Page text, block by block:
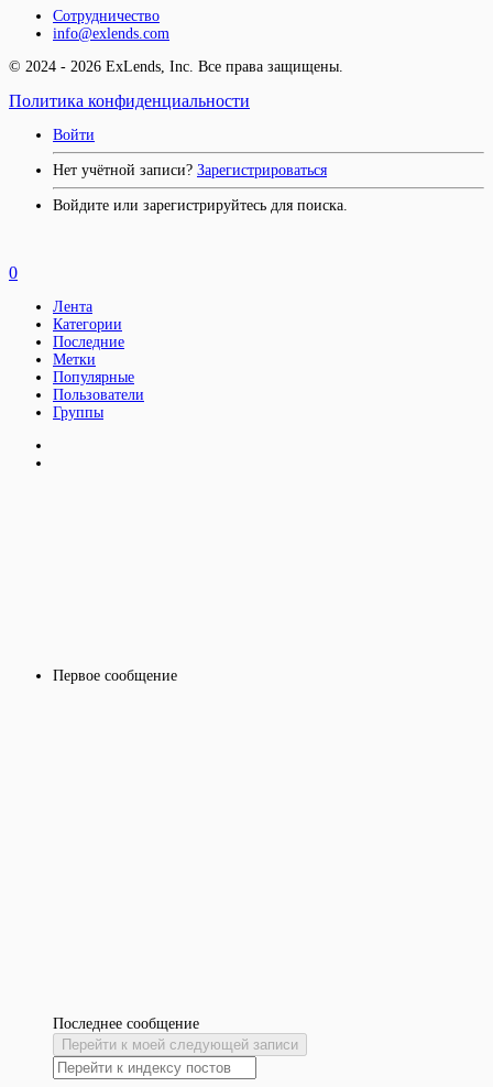
Сотрудничество
info@exlends.com
© 2024 - 2026 ExLends, Inc. Все права защищены.
Политика конфиденциальности
Войти
Нет учётной записи? Зарегистрироваться
Войдите или зарегистрируйтесь для поиска.
Первое сообщение
Последнее сообщение
Перейти к моей следующей записи
0
Лента
Категории
Последние
Метки
Популярные
Пользователи
Группы